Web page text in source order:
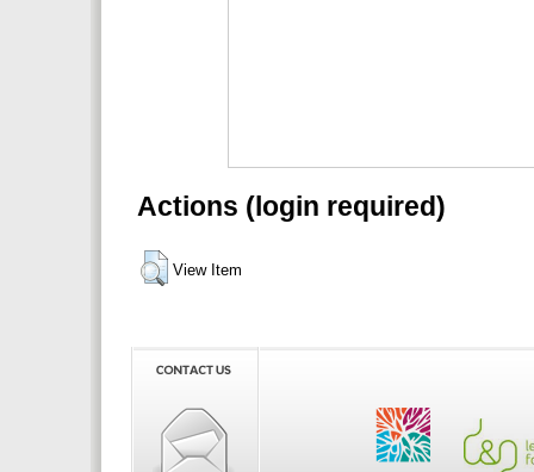
Actions (login required)
View Item